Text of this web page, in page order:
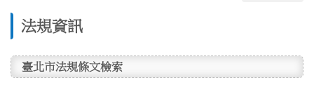
法規資訊
臺北市法規條文檢索